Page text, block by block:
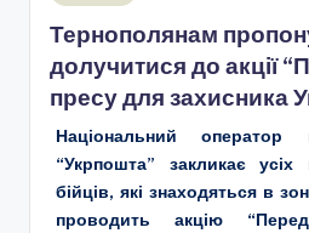
Тернополянам
долучитися до акції
пресу для захисника
Національний оператор
“Укрпошта” закликає
бійців, які знаходяться в
проводить акцію